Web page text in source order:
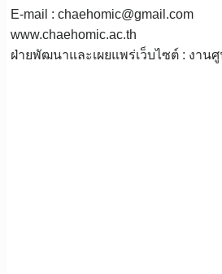
E-mail : chaehomic@gmail.com
www.chaehomic.ac.th
ฝ่ายพัฒนาและเผยแพร่เว็บไซต์ : งาน